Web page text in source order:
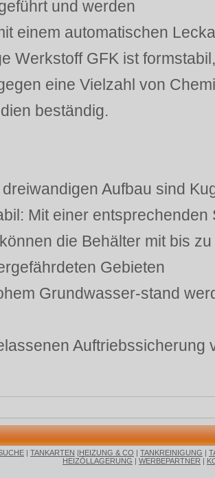
und werden
einem automatischen
Werkstoff GFK ist
eine Vielzahl von
beständig.
Aufbau sind
Mit einer
die Behälter mit bis
Gebieten
Grundwasser-stand
Auftriebssicherung
| TANKARTEN |HEIZUNG & CO | TANKREINIGUNG |
HEIZÖLLAGERUNG | WERBEPARTNER |